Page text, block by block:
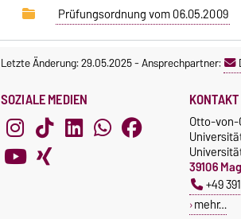
Prüfungsordnung vom 06.05.2009
Letzte Änderung: 29.05.2025-Ansprechpartner:
SOZIALE MEDIEN KONTAKT
Otto-
39106
+49
mehr…